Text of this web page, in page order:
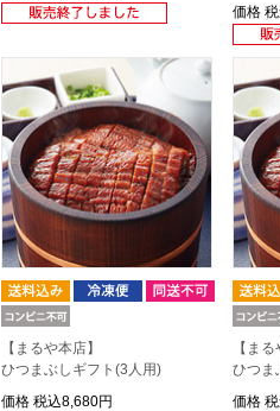
価格
【まるや本店】
ひつまぶしギフト(3人用)
価格 税込8,680円
【まる
ひつま
価格